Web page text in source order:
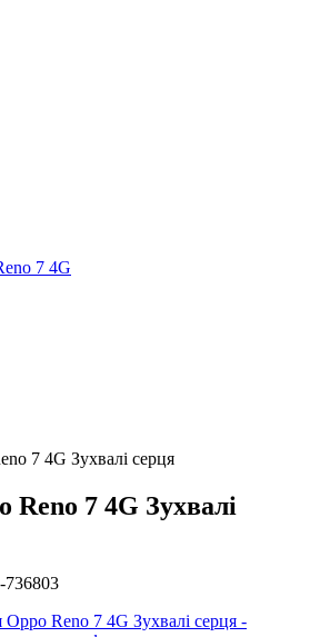
7 4G
7 4G Зухвалі серця
Reno 7 4G Зухвалі
736803